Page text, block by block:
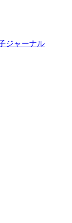
ジャーナル